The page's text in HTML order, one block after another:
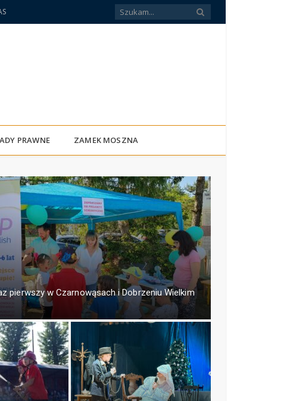
PRAWNE ZAMEK MOSZNA
pierwszy w Czarnowąsach i Dobrzeniu Wielkim